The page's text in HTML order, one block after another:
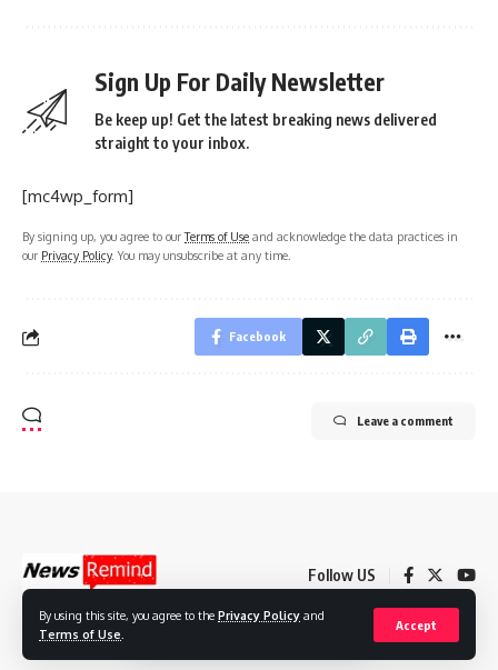
By using this site, you agree to the Privacy Policy and
Terms of Use
Accept
Sign Up For Daily Newsletter
Be keep up! Get the latest breaking news delivered
straight to your inbox.
[mc4wp_form]
By signing up, you agree to ourTerms of Use and acknowledge the data practices in
our Privacy Policy. You may unsubscribe at any time.
Facebook
Leave a comment
Follow US
© 2022 Foxiz News Network. Ruby Design Company. All Rights Reserved.